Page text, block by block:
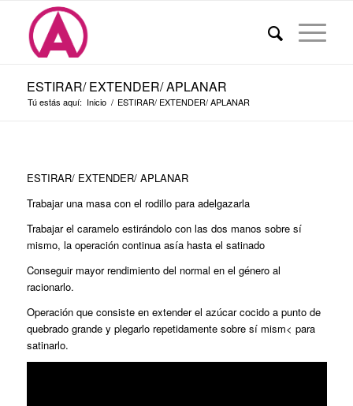
ESTIRAR/ EXTENDER/ APLANAR
Tú estás aquí: Inicio / ESTIRAR/ EXTENDER/ APLANAR
ESTIRAR/ EXTENDER/ APLANAR
Trabajar una masa con el rodillo para adelgazarla
Trabajar el caramelo estirándolo con las dos manos sobre sí
mismo, la operación continua asía hasta el satinado
Conseguir mayor rendimiento del normal en el género al
racionarlo.
Operación que consiste en extender el azúcar cocido a punto de
quebrado gran­de y plegarlo repetidamente sobre sí mism< para
satinarlo.